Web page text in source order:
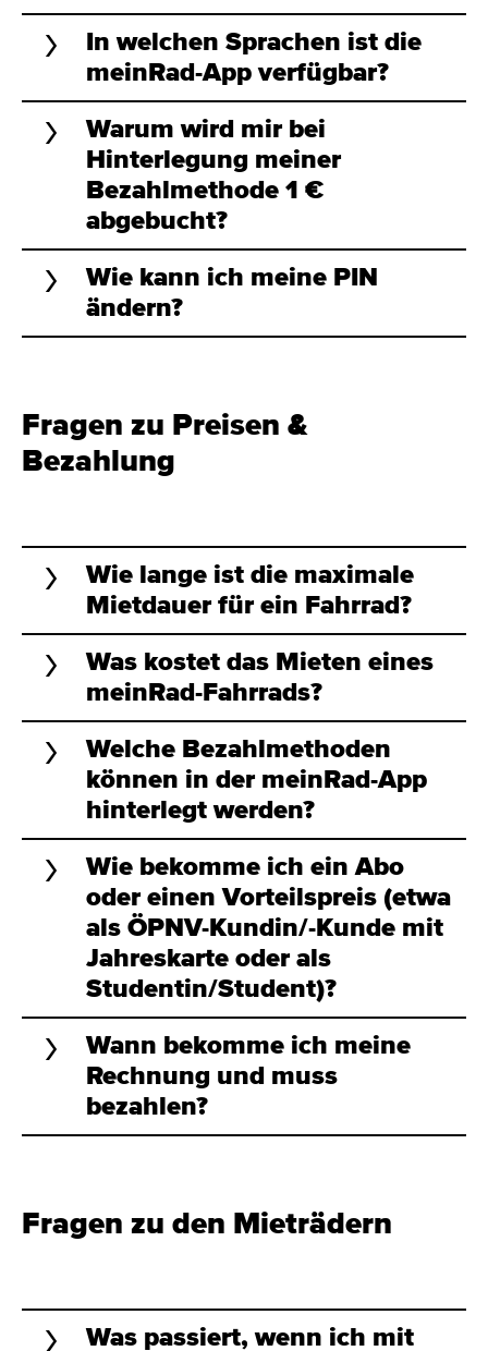
In welchen Sprachen ist die
meinRad-App verfügbar?
Warum wird mir bei
Hinterlegung meiner
Bezahlmethode 1 €
abgebucht?
Wie kann ich meine PIN
ändern?
Fragen zu Preisen &
Bezahlung
Wie lange ist die maximale
Mietdauer für ein Fahrrad?
Was kostet das Mieten eines
meinRad-Fahrrads?
Welche Bezahlmethoden
können in der meinRad-App
hinterlegt werden?
Wie bekomme ich ein Abo
oder einen Vorteilspreis (etwa
als ÖPNV-Kundin/-Kunde mit
Jahreskarte oder als
Studentin/Student)?
Wann bekomme ich meine
Rechnung und muss
bezahlen?
Fragen zu den Mieträdern
Was passiert, wenn ich mit